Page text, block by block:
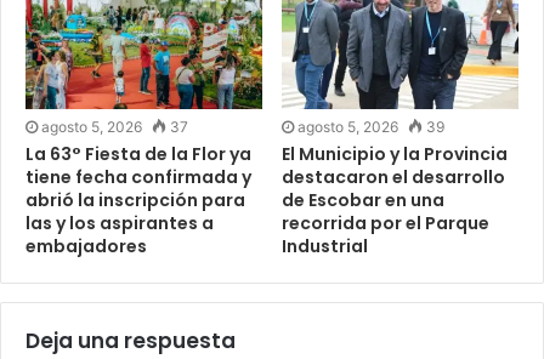
agosto 5, 2026 37
La 63° Fiesta de la Flor ya
tiene fecha confirmada y
abrió la inscripción para
las y los aspirantes a
embajadores
agosto 5, 2026 39
El Municipio y la Provincia
destacaron el desarrollo
de Escobar en una
recorrida por el Parque
Industrial
Deja una respuesta